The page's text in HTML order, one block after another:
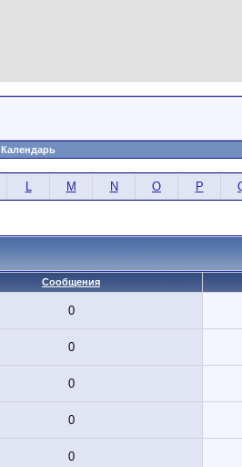
Календарь
L M N O P
Сообщения
0
0
0
0
0